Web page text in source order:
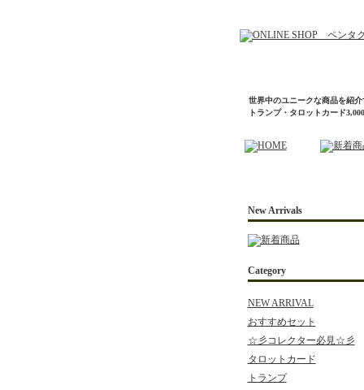
世界中のユニークな商品を紹
トランプ・タロットカード
New Arrivals
Category
NEW ARRIVAL
おすすめセット
☆彡コレクター必見☆彡
タロットカード
トランプ